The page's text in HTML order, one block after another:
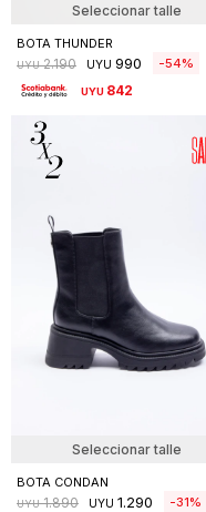
Seleccionar talle
BOTA THUNDER
UYU 2.190 UYU 990 54
UYU 842
Seleccionar talle
BOTA CONDAN
UYU 1.890 UYU 1.290 31